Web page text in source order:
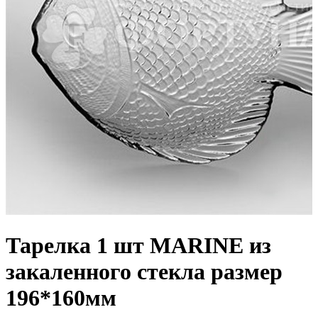
Тарелка 1 шт MARINE из
закаленного стекла размер
196*160мм